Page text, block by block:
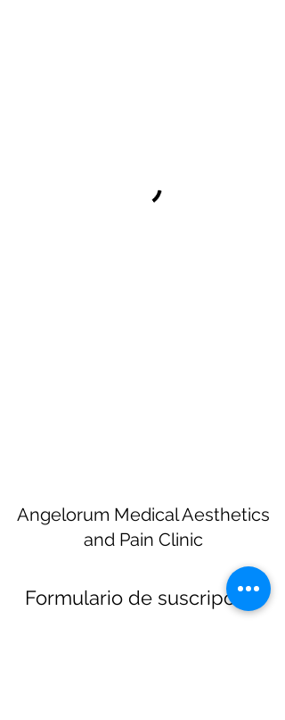
Angelorum Medical Aesthetics
and Pain Clinic
Formulario de suscripción